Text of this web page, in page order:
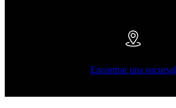
Encontrar una sucursal